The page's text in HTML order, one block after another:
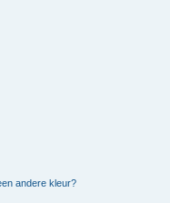
andere kleur?